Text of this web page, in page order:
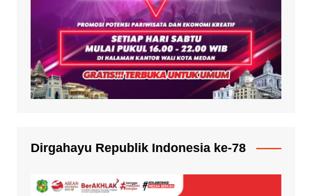
Dirgahayu Republik Indonesia ke-78